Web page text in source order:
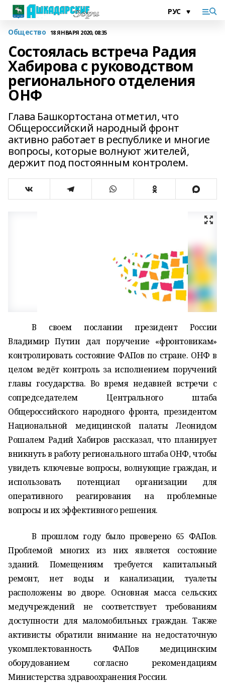
Общество 18 ЯНВАРЯ 2020, 08:35
Состоялась встреча Радия
Хабирова с руководством
регионального отделения
ОНФ
Глава Башкортостана отметил, что
Общероссийский народный фронт
активно работает в республике и многие
вопросы, которые волнуют жителей,
держит под постоянным контролем.
В своем послании президент России
Владимир Путин дал поручение «фронтовикам»
контролировать состояние ФАПов по стране. ОНФ в
целом ведёт контроль за исполнением поручений
главы государства. Во время недавней встречи с
сопредседателем Центрального штаба
Общероссийского народного фронта, президентом
Национальной медицинской палаты Леонидом
Рошалем Радий Хабиров рассказал, что планирует
вникнуть в работу регионального штаба ОНФ, чтобы
увидеть ключевые вопросы, волнующие граждан, и
использовать потенциал организации для
оперативного реагирования на проблемные
вопросы и их эффективного решения.
В прошлом году было проверено 65 ФАПов.
Проблемой многих из них является состояние
зданий. Помещениям требуется капитальный
ремонт, нет воды и канализации, туалеты
расположены во дворе. Основная масса сельских
медучреждений не соответствует требованиям
доступности для маломобильных граждан. Также
активисты обратили внимание на недостаточную
укомплектованность ФАПов медицинским
оборудованием согласно рекомендациям
Министерства здравоохранения России.